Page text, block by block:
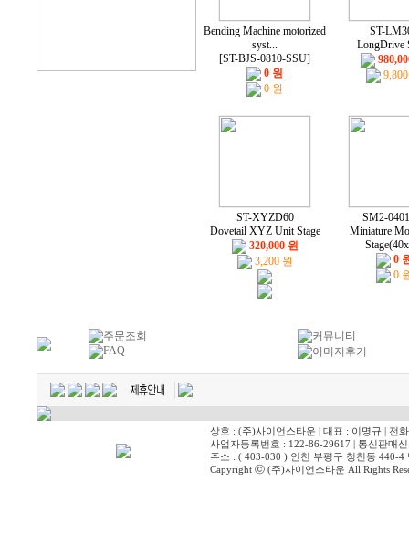
랩잭,실험실 잭,Lab J...
랩잭,실험실 잭,Lab J...
528,000 원
외
Bending Machine motorized
syst...
[ST-BJS-0810-SSU]
0 원
0 원
ST-
LongDrive
ST-XYZD60
Dovetail XYZ Unit Stage
320,000 원
3,200 원
SM2-
Miniature
0
0
상호 : (주)사이언스타운 | 대표 : 이명규 | 전
사업자등록번호 : 122-86-29617 | 통신판매
주소 : ( 403-030 ) 인천 부평구 청천동 440-
Capyright ⓒ (주)사이언스타운 All Rights